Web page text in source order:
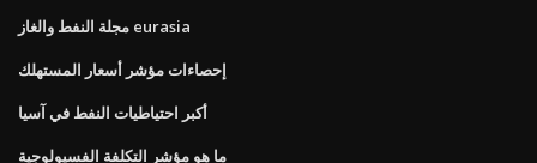
مجلة النفط والغاز eurasia
إحصاءات مؤشر أسعار المستهلك
أكبر احتياطيات النفط في آسيا
ما هو مؤشر التكلفة الفسيولوجية